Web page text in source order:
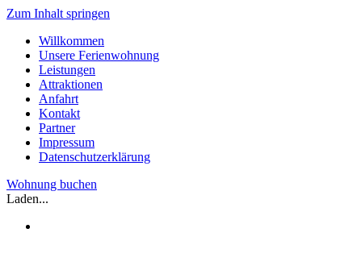
Zum Inhalt springen
Willkommen
Unsere Ferienwohnung
Leistungen
Attraktionen
Anfahrt
Kontakt
Partner
Impressum
Datenschutzerklärung
Wohnung buchen
Laden...